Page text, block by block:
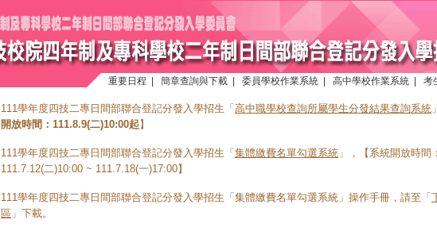
重要日程 簡章查詢與下載 委員學校作業系統 高中學校作業系統 考
111學年度四技二專日間部聯合登記分發入學招生「 高中職學校查詢所屬學生分發結果查詢系統
開放時間：111.8.9(二)10:00起】
111學年度四技二專日間部聯合登記分發入學招生「 集體繳費名單勾選系統 」，【系統開放時間：
111.7.12(二)10:00 ~ 111.7.18(一)17:00】
111學年度四技二專日間部聯合登記分發入學招生「集體繳費名單勾選系統」操作手冊，請至「
區 」下載。